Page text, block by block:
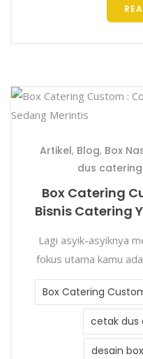
Artikel, Blog, Box
dus catering
Box Catering
Bisnis Catering
Lagi asyik-asyiknya
fokus utama kamu
Box Catering
cetak dus
desain